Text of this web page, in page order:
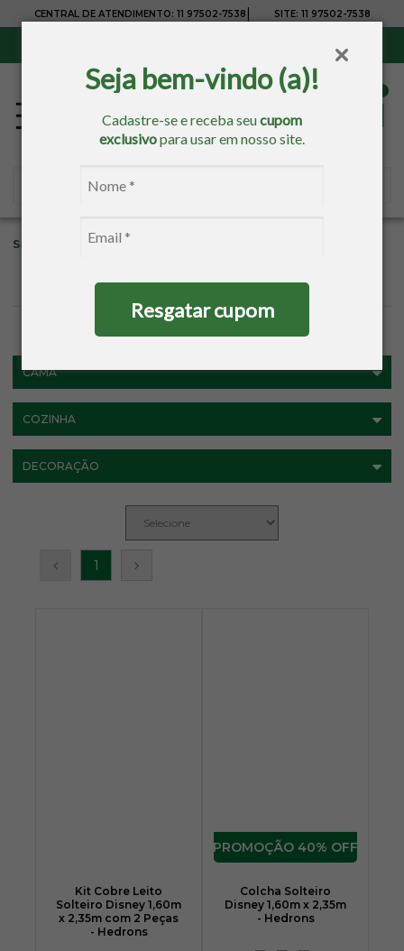
Seja bem-vindo (a)!
Cadastre-se e receba seucupom
exclusivopara usar em nosso site.
Resgatar cupom
CENTRAL DE ATENDIMENTO: 11 97502-7538 SITE: 11 97502-7538
Sacaria Hedrons
FILTROS
CAMA
COZINHA
DECORAÇÃO
1
Kit Cobre Leito
Solteiro Disney 1,60m
x 2,35m com 2 Peças
- Hedrons
40% OFF
Colcha Solteiro
Disney 1,60m x 2,35m
- Hedrons